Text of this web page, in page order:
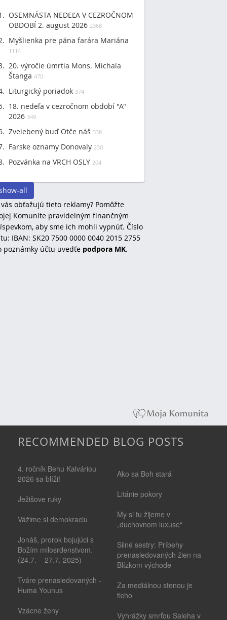
sústredenie
cesta
oddych
spočívanie v božej
duchovné zdravie
veľký dar
OSEMNÁSTA NEDEĽA V CEZROČNOM
OBDOBÍ 2. august 2026 2368
Myšlienka pre pána farára Mariána
1114
20. výročie úmrtia Mons. Michala
Štanga 470
Liturgický poriadok 374
18. nedeľa v cezročnom období "A"
2026 349
Zvelebený buď Otče náš 338
Farske oznamy Donovaly 230
Pozvánka na VRCH OSLY 204
all
obťažujú tieto reklamy? Pomôžte
Komunite pravidelným finančným
aby sme ich mohli vypnúť. Číslo
IBAN: SK20 7500 0000 0040 2015 2755
poznámky účtu uvedťe podpora MK.
RECOMMENDED BLOG POSTS
4. ročník Behu Kalváriou
2026 sa blíži!
Ježišove ruky
Vážime si demokraciu
Jonáš, prorok bojujúci s
Božím milosrdenstvom.
(24.7. – 27.7. 2025)
Tváre prenasledovaných -
Huma Younus
Vzácne ženy
Ako sa Boh stará
Litánie pokory
My si tu žijeme v
„duchovnom luxuse“
Silné sestry: Príbehy
prenasledovaných žien na
Blízkom východe
Za mediálnou stenou je
ticho
Vyhrážky smrťou Saleha v